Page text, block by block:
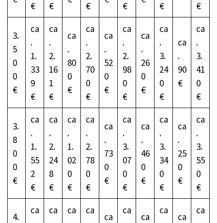
€ € € € € €
3.
5
0
0
€
ca
.
1.
33
9
€
ca
.
2.
16
1
€
ca
.
80
0
€
ca
.
2.
70
0
€
ca
.
52
0
€
ca
.
2.
98
0
€
ca
.
26
0
€
ca
.
3.
24
0
€
ca
.
90
€
ca
.
3.
41
0
€
3.
8
0
0
€
ca
.
1.
55
2
€
ca
.
2.
24
8
€
ca
.
1.
02
0
€
ca
.
2.
78
0
€
ca
.
73
0
€
ca
.
3.
07
0
€
ca
.
46
0
€
ca
.
3.
34
0
€
ca
.
25
0
€
ca
.
3.
55
0
€
4.
ca
ca
ca
ca
ca
ca
ca
ca
ca
ca